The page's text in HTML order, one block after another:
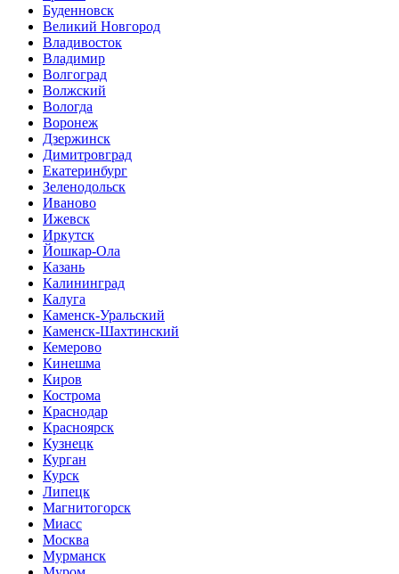
Буденновск
Великий Новгород
Владивосток
Владимир
Волгоград
Волжский
Вологда
Воронеж
Дзержинск
Димитровград
Екатеринбург
Зеленодольск
Иваново
Ижевск
Иркутск
Йошкар-Ола
Казань
Калининград
Калуга
Каменск-Уральский
Каменск-Шахтинский
Кемерово
Кинешма
Киров
Кострома
Краснодар
Красноярск
Кузнецк
Курган
Курск
Липецк
Магнитогорск
Миасс
Москва
Мурманск